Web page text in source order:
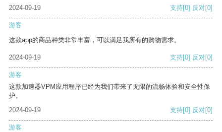
2024-09-19 支持[0] 反对[0]
游客
这款app的商品种类非常丰富，可以满足我所有的购物需求。
2024-09-19 支持[0] 反对[0]
游客
这款加速器VPM应用程序已经为我们带来了无限的流畅体验和安全性保
护。
2024-09-19
支持[0] 反对[0]
游客